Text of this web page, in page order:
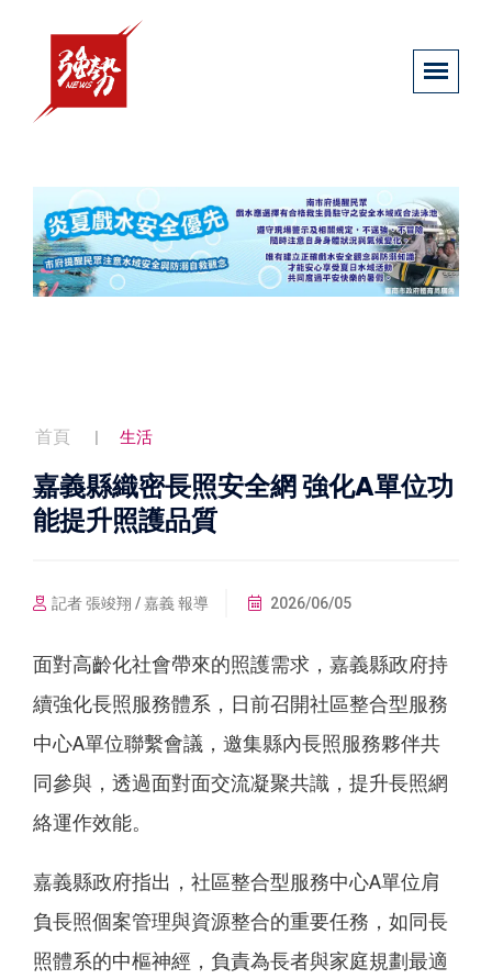
首頁 生活
嘉義縣織密長照安全網 強化A單位功
能提升照護品質
記者 張竣翔 / 嘉義 報導 2026/06/05
面對高齡化社會帶來的照護需求，嘉義縣政府持
續強化長照服務體系，日前召開社區整合型服務
中心A單位聯繫會議，邀集縣內長照服務夥伴共
同參與，透過面對面交流凝聚共識，提升長照網
絡運作效能。
嘉義縣政府指出，社區整合型服務中心A單位肩
負長照個案管理與資源整合的重要任務，如同長
照體系的中樞神經，負責為長者與家庭規劃最適